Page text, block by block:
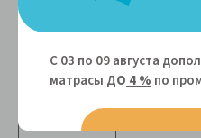
1-2 дня (при
С 03 по 09 августа
матрасы ДО 4 % по